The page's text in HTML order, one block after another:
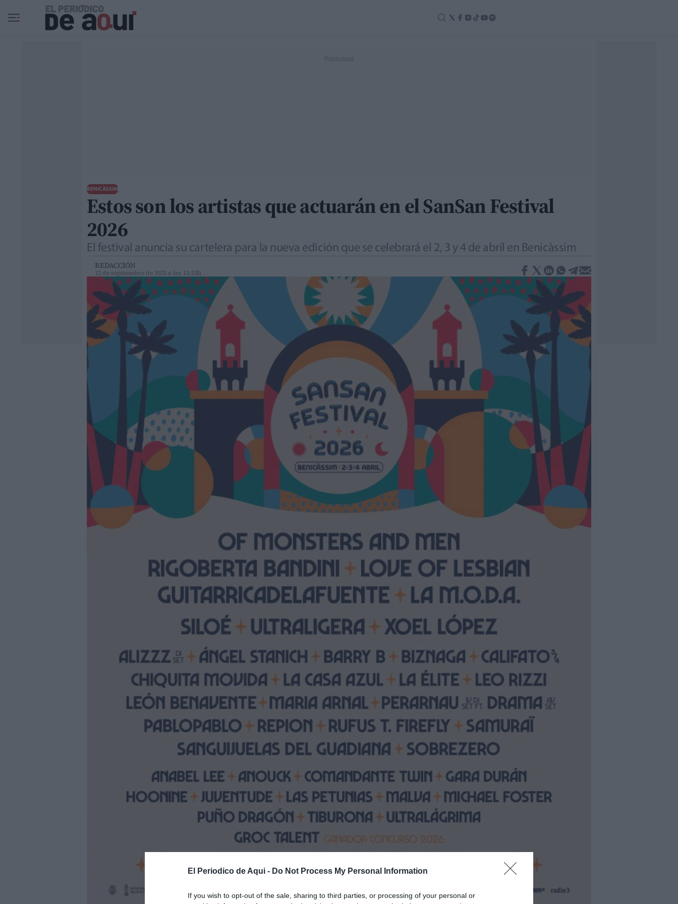
El Periodico de Aqui - Do Not Process My Personal Information
If you wish to opt-out of the sale, sharing to third parties, or processing of your personal or
Ir al contenido principal
BENICÀSSIM
Estos son los artistas que actuarán en el SanSan Festival
2026
El festival anuncia su cartelera para la nueva edición que se celebrará el 2, 3 y 4 de abril en Benicàssim
REDACCIÓN
12 de septiembre de 2025 a las 12:53h